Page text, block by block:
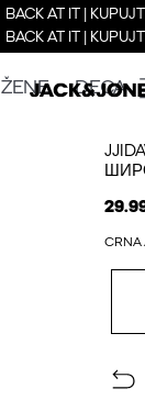
BACK AT IT |
BACK AT IT |
ŽENE DECA
CRNA